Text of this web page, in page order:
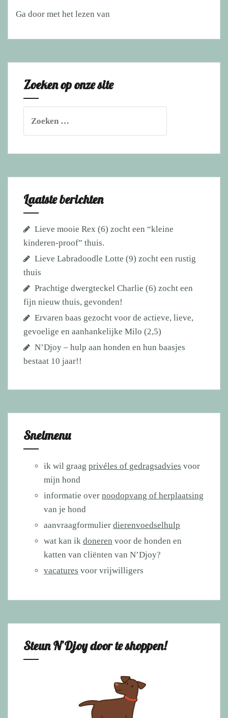
Ga door met het lezen van
over
Zoeken op onze site
naar:
Laatste berichten
Lieve mooie Rex (6) zocht een “kleine
kinderen-proof” thuis.
Lieve Labradoodle Lotte (9) zocht een rustig
thuis
Prachtige dwergteckel Charlie (6) zocht een
fijn nieuw thuis, gevonden!
Ervaren baas gezocht voor de actieve, lieve,
gevoelige en aanhankelijke Milo (2,5)
N’Djoy – hulp aan honden en hun baasjes
bestaat 10 jaar!!
Snelmenu
ik wil graag privéles of gedragsadvies voor
mijn hond
informatie over noodopvang of herplaatsing
van je hond
aanvraagformulier dierenvoedselhulp
wat kan ik doneren voor de honden en
katten van cliënten van N’Djoy?
vacatures voor vrijwilligers
Steun N’Djoy door te shoppen!